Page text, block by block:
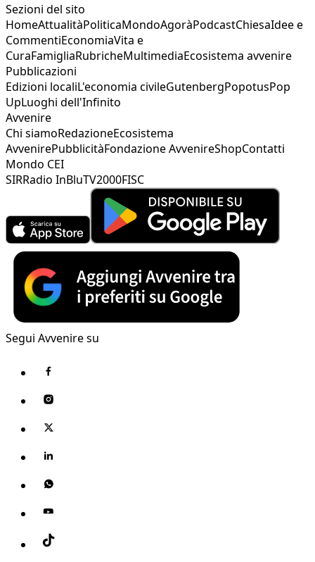
Sezioni del sito
HomeAttualitàPoliticaMondoAgoràPodcastChiesaIdee e
CommentiEconomiaVita e
CuraFamigliaRubricheMultimediaEcosistema avvenire
Pubblicazioni
Edizioni localiL'economia civileGutenbergPopotusPop
UpLuoghi dell'Infinito
Avvenire
Chi siamoRedazioneEcosistema
AvvenirePubblicitàFondazione AvvenireShopContatti
Mondo CEI
SIRRadio InBluTV2000FISC
Segui Avvenire su